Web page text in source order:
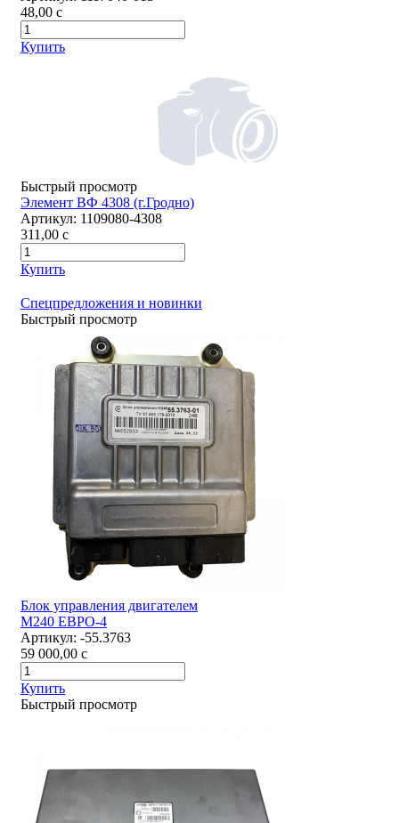
48,00 c
Купить
Быстрый просмотр
Элемент ВФ 4308 (г.Гродно)
Артикул: 1109080-4308
311,00 c
Купить
Спецпредложения и новинки
Быстрый просмотр
Блок управления двигателем
М240 ЕВРО-4
Артикул: -55.3763
59 000,00 c
Купить
Быстрый просмотр